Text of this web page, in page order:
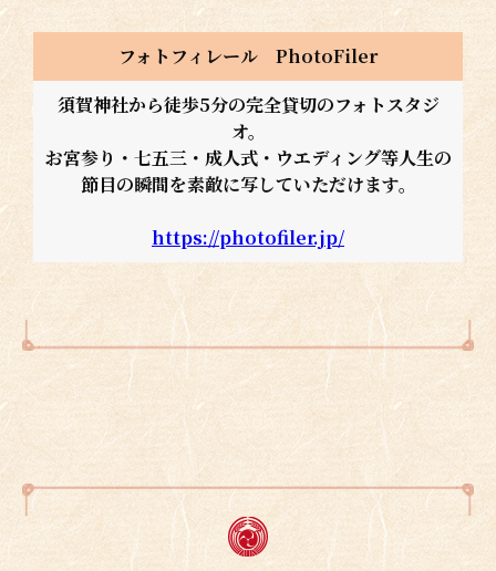
フォトフィレール PhotoFiler
須賀神社から徒歩5分の完全貸切のフォトスタジ
オ。
お宮参り・七五三・成人式・ウエディング等人生の
節目の瞬間を素敵に写していただけます。
https://photofiler.jp/